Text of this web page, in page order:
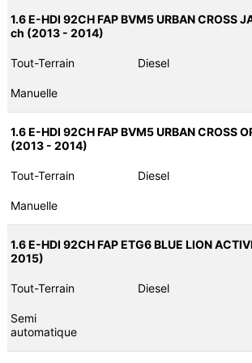
1.6 E-HDI 92CH FAP BVM5 URBAN CROSS
ch (2013 - 2014)
Tout-Terrain Diesel
Manuelle
1.6 E-HDI 92CH FAP BVM5 URBAN CROSS
(2013 - 2014)
Tout-Terrain Diesel
Manuelle
1.6 E-HDI 92CH FAP ETG6 BLUE LION
2015)
Tout-Terrain Diesel
Semi
automatique